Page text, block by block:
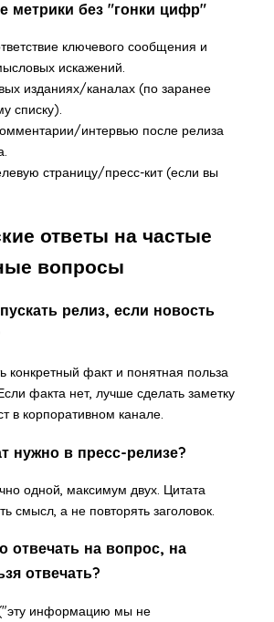
метрики без "гонки цифр"
ключевого сообщения и
искажений.
изданиях/каналах (по заранее
списку).
интервью после релиза
страницу/пресс-кит (если вы
ответы на частые
вопросы
релиз, если новость
конкретный факт и понятная польза
факта нет, лучше сделать заметку
в корпоративном канале.
нужно в пресс-релизе?
одной, максимум двух. Цитата
смысл, а не повторять заголовок.
отвечать на вопрос, на
отвечать?
информацию мы не